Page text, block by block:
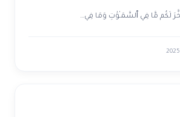
لَكُم مَّا فِي ٱلسَّمَـٰوَٰتِ وَمَا فِي…